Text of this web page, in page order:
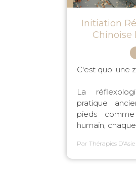
Initiation
Chinoise
C'est quoi une
La
pratique
pieds
humain,
Par Thérapies D’Asie